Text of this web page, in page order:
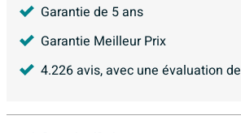
Garantie de 5 ans
Garantie Meilleur Prix
4.226avis, avec une évaluation de